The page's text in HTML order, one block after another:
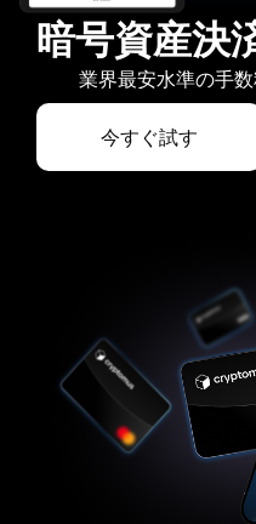
暗号資産決
業界最安水準の手
今すぐ試す